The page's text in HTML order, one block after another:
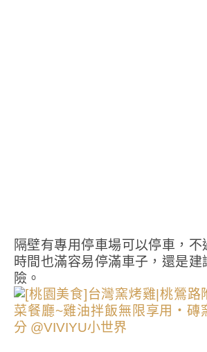
隔壁有專用停車場可以停車，
時間也滿容易停滿車子，還是
險。